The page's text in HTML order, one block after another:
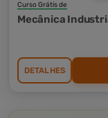
Curso Grátis de
Mecânica
DETALHES